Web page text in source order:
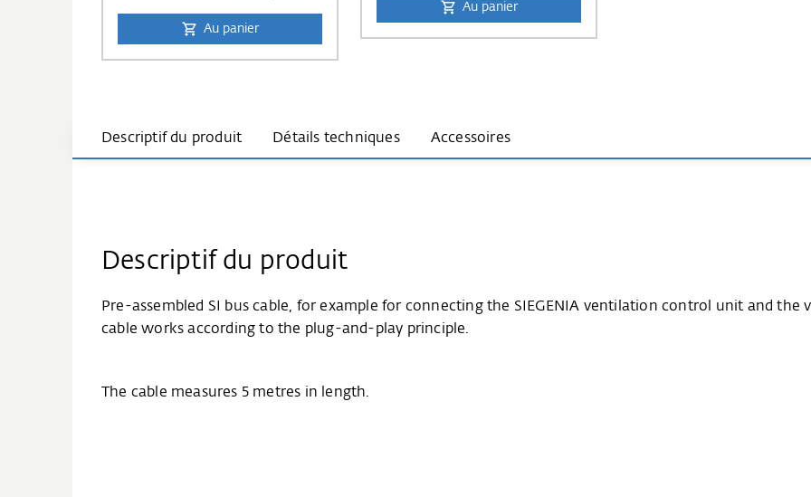
Au panier
Au panier
Descriptif du produit Détails techniques Accessoires
Descriptif du produit
Pre-assembled SI bus cable, for example for connecting the SIEGENIA ventilation control unit and
cable works according to the plug-and-play principle.
The cable measures 5 metres in length.